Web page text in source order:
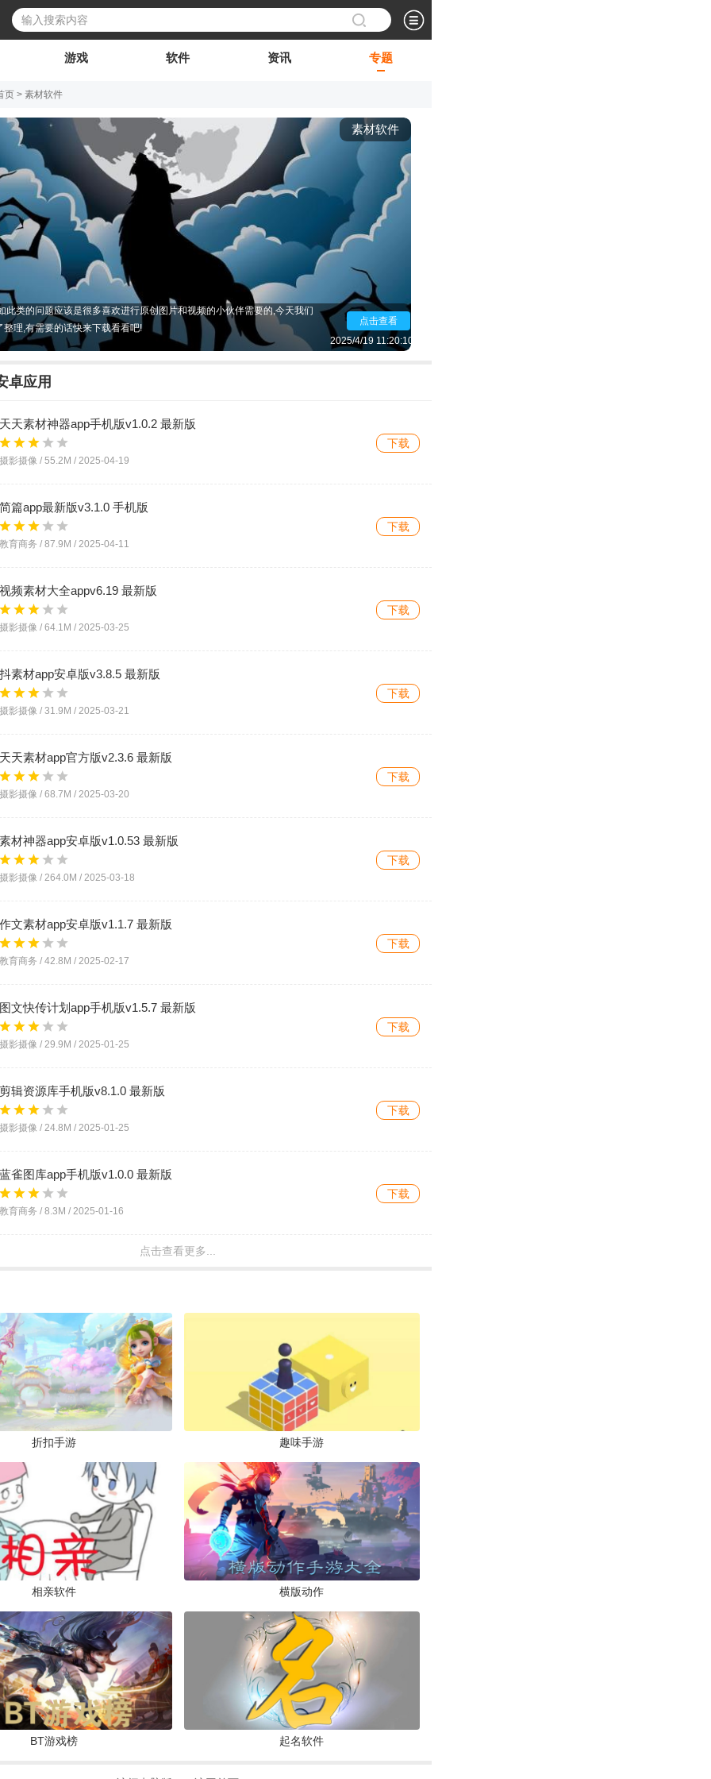
游戏 软件 资讯 专题
页 > 素材软件
素材软件
软件可以下载素材视频,有没有手机版的免费素材软件,有没有可以积累素材
此类的问题应该是很多喜欢进行原创图片和视频的小伙伴需要的,今天我们
理,有需要的话快来下载看看吧!
点击查看
2025/4/19 11:20:10
卓应用
天天素材神器app手机版v1.0.2 最新版
摄影摄像 / 55.2M / 2025-04-19
下载
简篇app最新版v3.1.0 手机版
教育商务 / 87.9M / 2025-04-11
下载
视频素材大全appv6.19 最新版
摄影摄像 / 64.1M / 2025-03-25
下载
抖素材app安卓版v3.8.5 最新版
摄影摄像 / 31.9M / 2025-03-21
下载
天天素材app官方版v2.3.6 最新版
摄影摄像 / 68.7M / 2025-03-20
下载
素材神器app安卓版v1.0.53 最新版
摄影摄像 / 264.0M / 2025-03-18
下载
作文素材app安卓版v1.1.7 最新版
教育商务 / 42.8M / 2025-02-17
下载
图文快传计划app手机版v1.5.7 最新版
摄影摄像 / 29.9M / 2025-01-25
下载
剪辑资源库手机版v8.1.0 最新版
摄影摄像 / 24.8M / 2025-01-25
下载
蓝雀图库app手机版v1.0.0 最新版
教育商务 / 8.3M / 2025-01-16
下载
pixabay素材工厂app手机版v2.52 最新版
原图库app最新版v1.0.1 安卓版
生活服务 /42.8M 2024-07-01
素材下载软件手机版v23.12.26 最新版
教育商务 / 2024-06-07
神灯素材助手app官方版v1.11.0 安卓版
教育商务 / 58.0M/2024-05-23
下载
悦图秀appv1.0.1 安卓版
摄影摄像 /66.0M/2024-05-13
下载
时空素材app最新版v2.0.1 安卓版
生活服务 /40.2M/2024-05-11
点击查看更多...
折扣手游 趣味手游
相亲软件 横版动作
BT游戏榜 起名软件